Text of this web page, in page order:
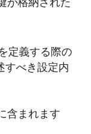
が格納された
定義する際の
すべき設定内
含まれます